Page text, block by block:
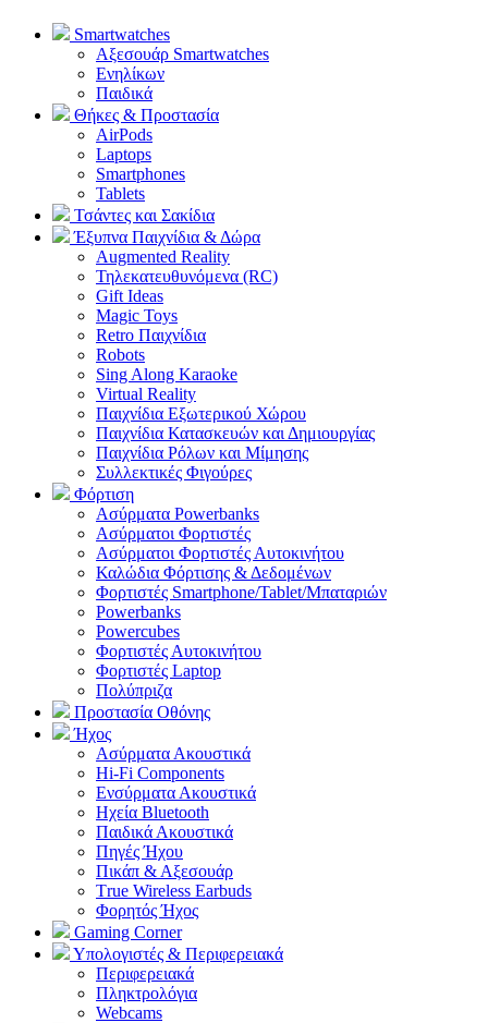
Smartwatches
Αξεσουάρ Smartwatches
Ενηλίκων
Παιδικά
Θήκες & Προστασία
AirPods
Laptops
Smartphones
Tablets
Τσάντες και Σακίδια
Έξυπνα Παιχνίδια & Δώρα
Augmented Reality
Τηλεκατευθυνόμενα (RC)
Gift Ideas
Magic Toys
Retro Παιχνίδια
Robots
Sing Along Karaoke
Virtual Reality
Παιχνίδια Εξωτερικού Χώρου
Παιχνίδια Κατασκευών και Δημιουργίας
Παιχνίδια Ρόλων και Μίμησης
Συλλεκτικές Φιγούρες
Φόρτιση
Ασύρματα Powerbanks
Aσύρματοι Φορτιστές
Ασύρματοι Φορτιστές Αυτοκινήτου
Καλώδια Φόρτισης & Δεδομένων
Φορτιστές Smartphone/Tablet/Μπαταριών
Powerbanks
Powercubes
Φορτιστές Αυτοκινήτου
Φορτιστές Laptop
Πολύπριζα
Προστασία Οθόνης
Ήχος
Ασύρματα Ακουστικά
Hi-Fi Components
Ενσύρματα Ακουστικά
Ηχεία Bluetooth
Παιδικά Ακουστικά
Πηγές Ήχου
Πικάπ & Αξεσουάρ
Τrue Wireless Earbuds
Φορητός Ήχος
Gaming Corner
Υπολογιστές & Περιφερειακά
Περιφερειακά
Πληκτρολόγια
Webcams